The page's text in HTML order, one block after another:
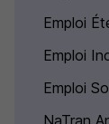
Emploi
Emploi
Emploi
NaTran